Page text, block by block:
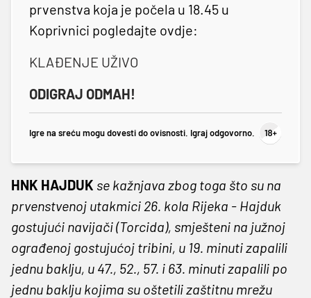
prvenstva koja je počela u 18.45 u
Koprivnici pogledajte ovdje:
KLAĐENJE UŽIVO
ODIGRAJ ODMAH!
Igre na sreću mogu dovesti do ovisnosti. Igraj odgovorno.
HNK HAJDUK se kažnjava zbog toga što su na
prvenstvenoj utakmici 26. kola Rijeka - Hajduk
gostujući navijači (Torcida), smješteni na južnoj
ograđenoj gostujućoj tribini, u 19. minuti zapalili
jednu baklju, u 47., 52., 57. i 63. minuti zapalili po
jednu baklju kojima su oštetili zaštitnu mrežu